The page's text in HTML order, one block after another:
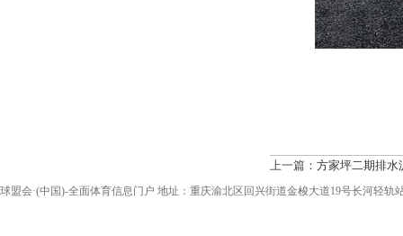
上一篇： 方家坪二期排水
球盟会·(中国)-全面体育信息门户 地址：重庆渝北区回兴街道金梭大道19号长河轻轨